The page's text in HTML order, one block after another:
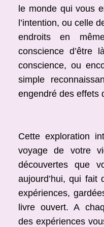
le monde qui vous
l’intention, ou celle
endroits en
conscience d’être
conscience, ou
simple
engendré des effets
Cette exploration
voyage de votre
découvertes que
aujourd’hui, qui
expériences,
livre ouvert. A
des expériences